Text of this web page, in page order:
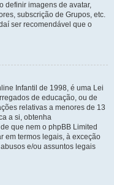
definir imagens de avatar,
subscrição de Grupos, etc.
ser recomendável que o
Infantil de 1998, é uma Lei
de educação, ou de
relativas a menores de 13
a si, obtenha
que nem o phpBB Limited
em termos legais, à exceção
e/ou assuntos legais